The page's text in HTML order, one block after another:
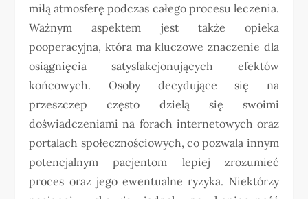
miłą atmosferę podczas całego procesu leczenia.
Ważnym aspektem jest także opieka
pooperacyjna, która ma kluczowe znaczenie dla
osiągnięcia satysfakcjonujących efektów
końcowych. Osoby decydujące się na
przeszczep często dzielą się swoimi
doświadczeniami na forach internetowych oraz
portalach społecznościowych, co pozwala innym
potencjalnym pacjentom lepiej zrozumieć
proces oraz jego ewentualne ryzyka. Niektórzy